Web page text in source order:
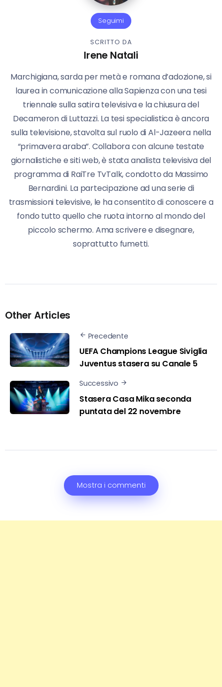
Seguimi
SCRITTO DA
Irene Natali
Marchigiana, sarda per metà e romana d’adozione, si
laurea in comunicazione alla Sapienza con una tesi
triennale sulla satira televisiva e la chiusura del
Decameron di Luttazzi. La tesi specialistica è ancora
sulla televisione, stavolta sul ruolo di Al-Jazeera nella
“primavera araba”. Collabora con alcune testate
giornalistiche e siti web, è stata analista televisiva del
programma di RaiTre TvTalk, condotto da Massimo
Bernardini. La partecipazione ad una serie di
trasmissioni televisive, le ha consentito di conoscere a
fondo tutto quello che ruota intorno al mondo del
piccolo schermo. Ama scrivere e disegnare,
soprattutto fumetti.
Other Articles
Precedente
UEFA Champions League Siviglia
Juventus stasera su Canale 5
Successivo
Stasera Casa Mika seconda
puntata del 22 novembre
Mostra i commenti